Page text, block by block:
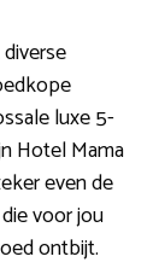
luxe 5-
Hotel Mama
even de
voor jou
ontbijt.